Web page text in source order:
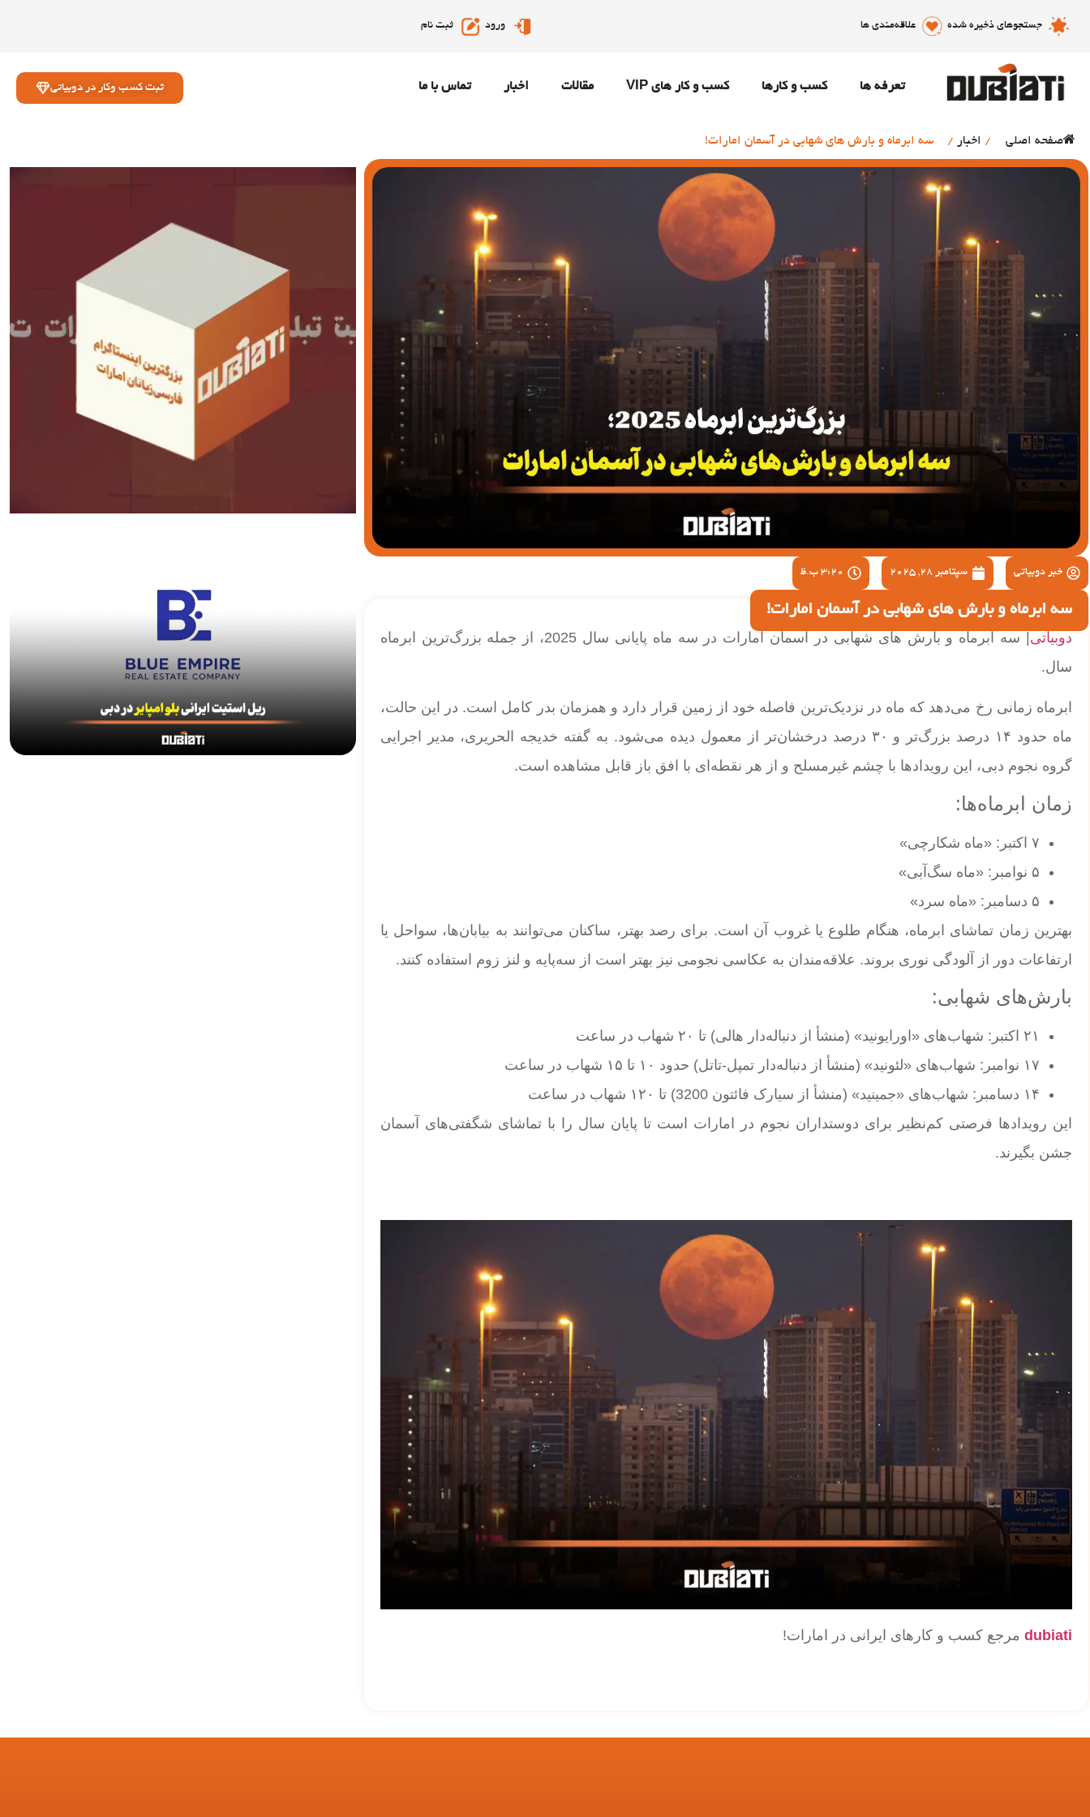
جستجوهای ذخیره شده علاقه‌مندی ها ورود ثبت نام
تعرفه ها کسب و کارها کسب و کار های VIP مقالات اخبار تماس با ما ثبت کسب وکار در دوبیاتی
صفحه اصلی / اخبار / سه ابرماه و بارش های شهابی در آسمان امارات!
خبر دوبیاتی سپتامبر 28, 2025 3:20 ب.ظ
سه ابرماه و بارش های شهابی در آسمان امارات!
دوبیاتی
| سه ابرماه و بارش های شهابی در آسمان امارات در سه ماه پایانی سال 2025، از جمله بزرگ‌ترین ابرماه
سال.
ابرماه زمانی رخ می‌دهد که ماه در نزدیک‌ترین فاصله خود از زمین قرار دارد و همزمان بدر کامل است. در این حالت،
ماه حدود ۱۴ درصد بزرگ‌تر و ۳۰ درصد درخشان‌تر از معمول دیده می‌شود. به گفته خدیجه الحریری، مدیر اجرایی
گروه نجوم دبی، این رویدادها با چشم غیرمسلح و از هر نقطه‌ای با افق باز قابل مشاهده است.
زمان ابرماه‌ها:
۷ اکتبر: «ماه شکارچی»
۵ نوامبر: «ماه سگ‌آبی»
۵ دسامبر: «ماه سرد»
بهترین زمان تماشای ابرماه، هنگام طلوع یا غروب آن است. برای رصد بهتر، ساکنان می‌توانند به بیابان‌ها، سواحل یا
ارتفاعات دور از آلودگی نوری بروند. علاقه‌مندان به عکاسی نجومی نیز بهتر است از سه‌پایه و لنز زوم استفاده کنند.
بارش‌های شهابی:
۲۱ اکتبر: شهاب‌های «اورایونید» (منشأ از دنباله‌دار هالی) تا ۲۰ شهاب در ساعت
۱۷ نوامبر: شهاب‌های «لئونید» (منشأ از دنباله‌دار تمپل-تاتل) حدود ۱۰ تا ۱۵ شهاب در ساعت
۱۴ دسامبر: شهاب‌های «جمینید» (منشأ از سیارک فائتون 3200) تا ۱۲۰ شهاب در ساعت
این رویدادها فرصتی کم‌نظیر برای دوستداران نجوم در امارات است تا پایان سال را با تماشای شگفتی‌های آسمان
جشن بگیرند.
dubiati مرجع کسب و کارهای ایرانی در امارات!